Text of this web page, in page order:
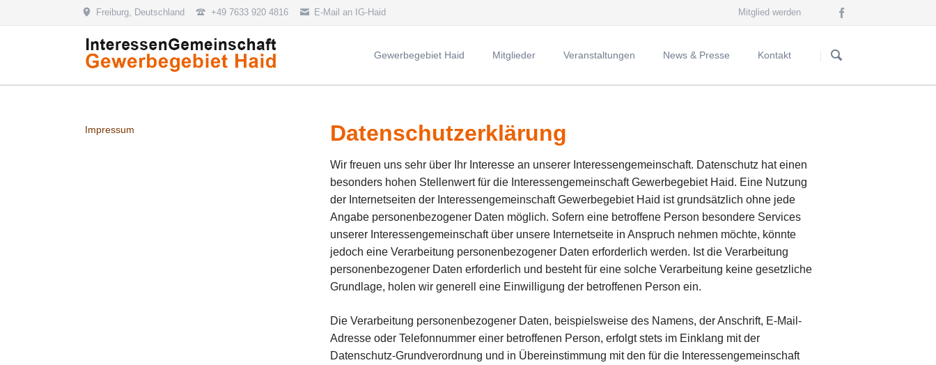
Freiburg, Deutschland +49 7633 920 4816 E-Mail an IG-Haid Mitglied werden
überspringen
Gewerbegebiet Haid
Vorwort des Vorsitzenden
Vorstand der IG Haid
Mitglied werden
Mitglieder Veranstaltungen News & Presse Kontakt
Datenschutzerklärung
Wir freuen uns sehr über Ihr Interesse an unserer Interessengemeinschaft. Datenschutz hat einen
besonders hohen Stellenwert für die Interessengemeinschaft Gewerbegebiet Haid. Eine Nutzung
der Internetseiten der Interessengemeinschaft Gewerbegebiet Haid ist grundsätzlich ohne jede
Angabe personenbezogener Daten möglich. Sofern eine betroffene Person besondere Services
unserer Interessengemeinschaft über unsere Internetseite in Anspruch nehmen möchte, könnte
jedoch eine Verarbeitung personenbezogener Daten erforderlich werden. Ist die Verarbeitung
personenbezogener Daten erforderlich und besteht für eine solche Verarbeitung keine gesetzliche
Grundlage, holen wir generell eine Einwilligung der betroffenen Person ein.
Die Verarbeitung personenbezogener Daten, beispielsweise des Namens, der Anschrift, E-Mail-
Adresse oder Telefonnummer einer betroffenen Person, erfolgt stets im Einklang mit der
Datenschutz-Grundverordnung und in Übereinstimmung mit den für die Interessengemeinschaft
Impressum